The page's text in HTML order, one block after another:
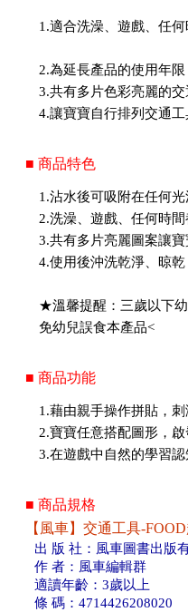
1.適合洗澡、遊戲、任何
2.為延長產品的使用年
3.共有多片色彩亮麗的
4.讓寶寶自行排列交通
■ 商品特色
1.沾水後可吸附在任何
2.洗澡、遊戲、任何時間
3.共有多片亮麗圖案讓寶
4.使用後沖洗乾淨、晾
★溫馨提醒：三歲以下
免幼兒誤食本產品<
■ 商品功能
1.藉由親手操作拼貼，
2.寶寶任意搭配圖形，
3.在遊戲中自然的學習認
■ 商品規格
【風車】交通工具-
出 版 社：風車圖書出版
作 者：風車編輯群
適讀年齡：3歲以上
條 碼：4714426208020